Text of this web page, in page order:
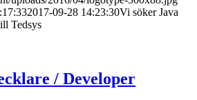
2017-09-28 14:23:30Vi söker Java
Tedsys
/ Developer